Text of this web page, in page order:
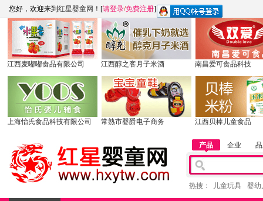
您好，欢迎来到 红星婴童网 ！[请登录/免费注册]
江西麦嘟嘟食品有限公司 江西醇之客月子米酒 南昌爱可食品科技
上海怡氏食品科技有限公司 常熟市婴爵电子商务 江西贝棒儿童食品
产品 企业
热搜： 儿童玩具 婴幼